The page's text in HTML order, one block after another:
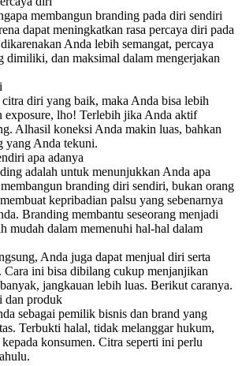
membangun branding pada diri sendiri
dapat meningkatkan rasa percaya diri pada
Anda lebih semangat, percaya
dimiliki, dan maksimal dalam mengerjakan
diri yang baik, maka Anda bisa lebih
exposure, lho! Terlebih jika Anda aktif
Alhasil koneksi Anda makin luas, bahkan
yang Anda tekuni.
apa adanya
adalah untuk menunjukkan Anda apa
branding diri sendiri, bukan orang
kepribadian palsu yang sebenarnya
Branding membantu seseorang menjadi
mudah dalam memenuhi hal-hal dalam
Anda juga dapat menjual diri serta
Cara ini bisa dibilang cukup menjanjikan
jangkauan lebih luas. Berikut caranya.
dan produk
sebagai pemilik bisnis dan brand yang
Terbukti halal, tidak melanggar hukum,
konsumen. Citra seperti ini perlu